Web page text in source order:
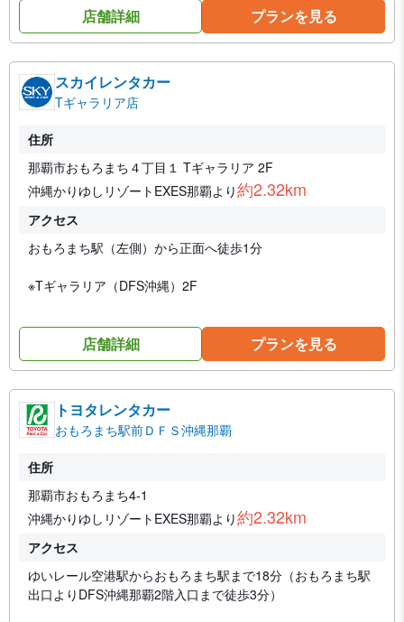
店舗詳細 プランを見る
スカイレンタカー
Tギャラリア店
住所
那覇市おもろまち４丁目１ Tギャラリア 2F
沖縄かりゆしリゾートEXES那覇より約2.32km
アクセス
おもろまち駅（左側）から正面へ徒歩1分
※Tギャラリア（DFS沖縄）2F
店舗詳細 プランを見る
トヨタレンタカー
おもろまち駅前ＤＦＳ沖縄那覇
住所
那覇市おもろまち4-1
沖縄かりゆしリゾートEXES那覇より約2.32km
アクセス
ゆいレール空港駅からおもろまち駅まで18分（おもろまち駅
出口よりDFS沖縄那覇2階入口まで徒歩3分）